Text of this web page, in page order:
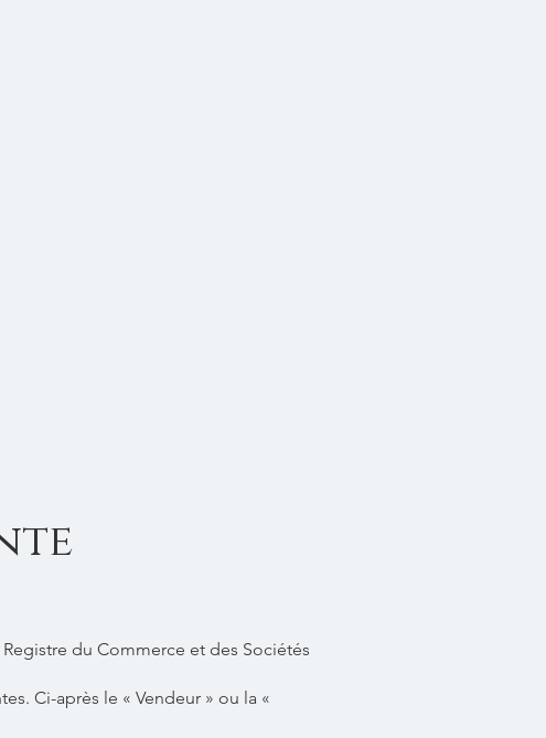
du Commerce et des Sociétés
Ci-après le « Vendeur » ou la «